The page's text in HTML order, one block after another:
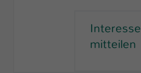
Interesse
mitteilen